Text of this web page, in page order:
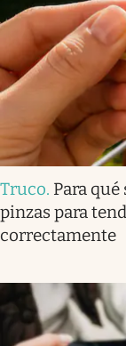
Truco. Para
pinzas para
correctamente